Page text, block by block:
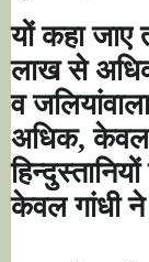
यों कहा जाए
लाख से
व
अधिक,
केवल गांधी ने